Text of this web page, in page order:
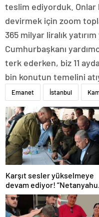
teslim ediyorduk. Onlar
devirmek için zoom
365 milyar liralık
Cumhurbaşkanı
terk ederken, biz 11
bin konutun temelini
Emanet İstanbul
Karşıt sesler yükselmeye
devam ediyor! “Netanyahu
geleceğimizi Gazze’nin
kumlarına gömüyor”